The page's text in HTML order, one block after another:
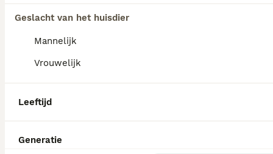
Geslacht van het huisdier
Mannelijk
Vrouwelijk
Leeftijd
Generatie
een stevige investering.
Appenzeller Sennenhond?